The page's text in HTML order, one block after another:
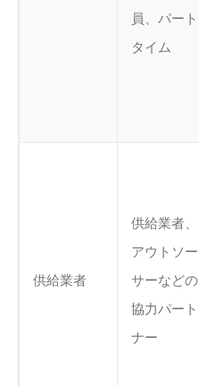
員、パート
タイム
供給業者
供給業者、
アウトソー
サーなどの
協力パート
ナー